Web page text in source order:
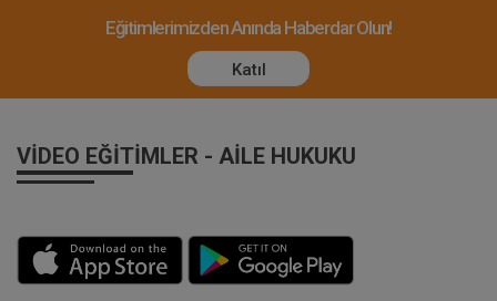
Eğitimlerimizden Anında Haberdar Olun!
Katıl
VIDEO EĞITIMLER - AILE HUKUKU